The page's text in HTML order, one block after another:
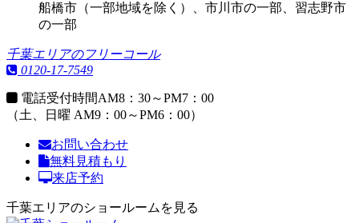
船橋市（一部地域を除く）、市川市の一部、習志野市
の一部
千葉エリアのフリーコール
0120-17-7549
電話受付時間AM8：30～PM7：00
（土、日曜 AM9：00～PM6：00）
お問い合わせ
無料見積もり
来店予約
千葉エリアのショールームを見る